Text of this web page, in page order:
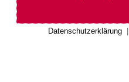
Datenschutzerklärung|